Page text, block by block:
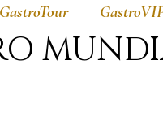
GastroTour